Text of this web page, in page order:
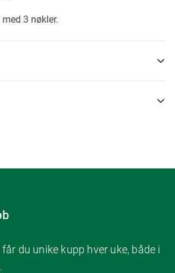
3 nøkler.
du unike kupp hver uke, både i